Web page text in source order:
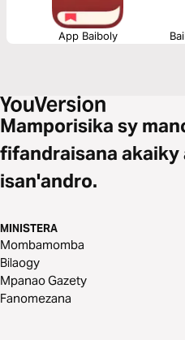
App Baiboly
Mamporisika sy
fifandraisana
isan'andro.
MINISTERA
Mombamomba
Bilaogy
Mpanao Gazety
Fanomezana